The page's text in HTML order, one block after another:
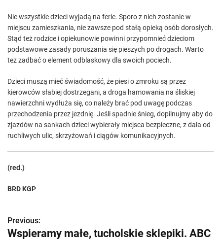
Nie wszystkie dzieci wyjadą na ferie. Sporo z nich zostanie w
miejscu zamieszkania, nie zawsze pod stałą opieką osób dorosłych.
Stąd też rodzice i opiekunowie powinni przypomnieć dzieciom
podstawowe zasady poruszania się pieszych po drogach. Warto
też zadbać o element odblaskowy dla swoich pociech.
Dzieci muszą mieć świadomość, że piesi o zmroku są przez
kierowców słabiej dostrzegani, a droga hamowania na śliskiej
nawierzchni wydłuża się, co należy brać pod uwagę podczas
przechodzenia przez jezdnię. Jeśli spadnie śnieg, dopilnujmy aby do
zjazdów na sankach dzieci wybierały miejsca bezpieczne, z dala od
ruchliwych ulic, skrzyżowań i ciągów komunikacyjnych.
(red.)
BRD KGP
Z
Previous:
Wspieramy małe, tucholskie sklepiki. ABC